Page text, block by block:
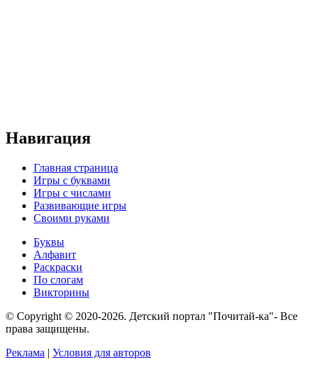
Навигация
Главная страница
Игры с буквами
Игры с числами
Развивающие игры
Своими руками
Буквы
Алфавит
Раскраски
По слогам
Викторины
© Copyright © 2020-2026. Детский портал "Почитай-ка"- Все
права защищены.
Реклама | Условия для авторов